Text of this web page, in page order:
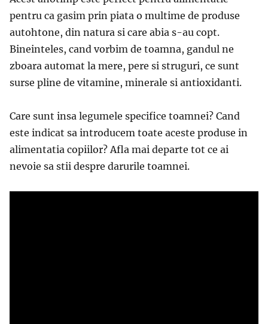
pentru ca gasim prin piata o multime de produse
autohtone, din natura si care abia s-au copt.
Bineinteles, cand vorbim de toamna, gandul ne
zboara automat la mere, pere si struguri, ce sunt
surse pline de vitamine, minerale si antioxidanti.
Care sunt insa legumele specifice toamnei? Cand
este indicat sa introducem toate aceste produse in
alimentatia copiilor? Afla mai departe tot ce ai
nevoie sa stii despre darurile toamnei.